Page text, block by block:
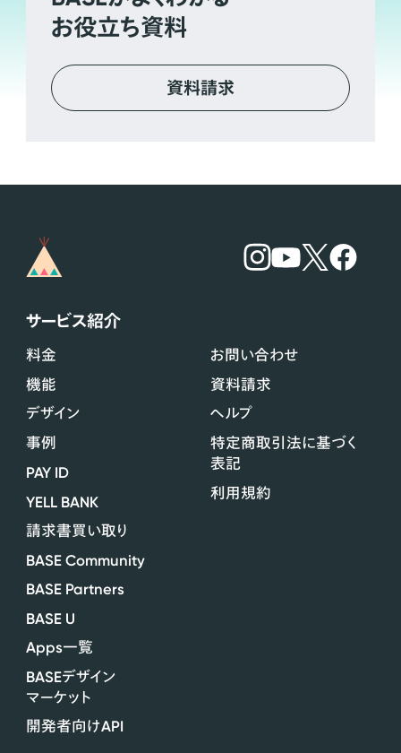
お役立ち資料
資料請求
サービス紹介
料金
機能
デザイン
事例
PAY ID
YELL BANK
請求書買い取り
BASE Community
BASE Partners
BASE U
Apps一覧
BASEデザイン
マーケット
開発者向けAPI
お問い合わせ
資料請求
ヘルプ
特定商取引法に基づく
表記
利用規約